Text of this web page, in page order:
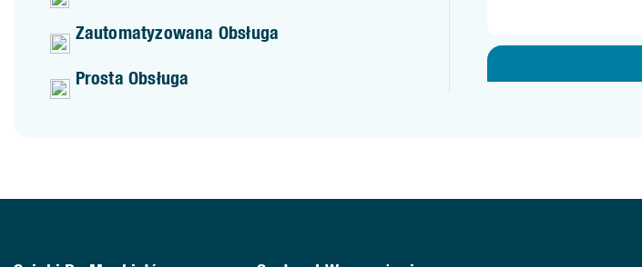
Zautomatyzowana Obsługa
Prosta Obsługa